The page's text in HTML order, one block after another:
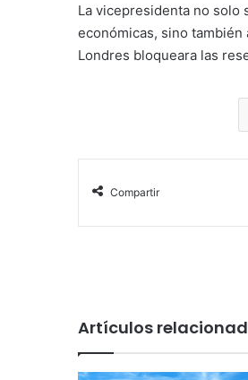
La vicepresidenta no solo
económicas, sino también
Londres bloqueara las
Compartir
Artículos